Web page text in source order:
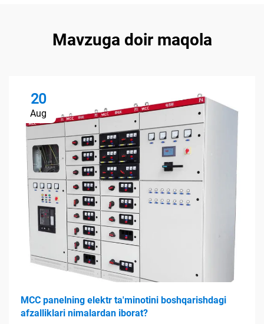
Mavzuga doir maqola
20
Aug
MCC panelning elektr ta'minotini boshqarishdagi
afzalliklari nimalardan iborat?